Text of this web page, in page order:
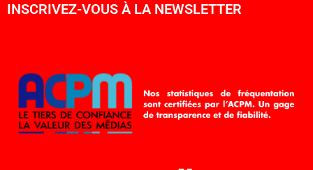
INSCRIVEZ-VOUS À LA NEWSLETTER